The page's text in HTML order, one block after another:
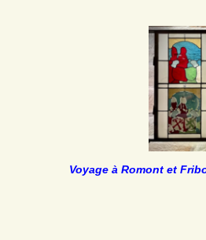
Voyage à Romont et